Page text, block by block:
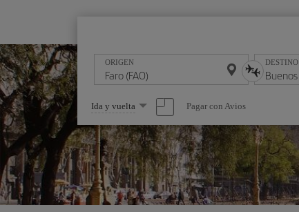
ORIGEN DESTINO
Seleccione
una
opción
Ida y vuelta Pagar con Avios